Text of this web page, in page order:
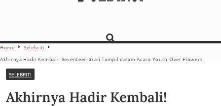
Home
Selebriti
Akhirnya Hadir Kembali! Seventeen akan Tampil dalam Acara Youth Over Flowers
SELEBRITI
Akhirnya Hadir Kembali!